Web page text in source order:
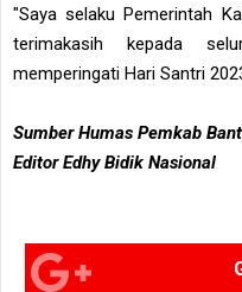
"Saya selaku Pemerintah
terimakasih kepada
memperingati Hari Santri
Sumber Humas Pemkab
Editor Edhy Bidik Nasional